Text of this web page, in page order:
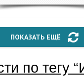
ПОКАЗАТЬ ЕЩЁ
по тегу “